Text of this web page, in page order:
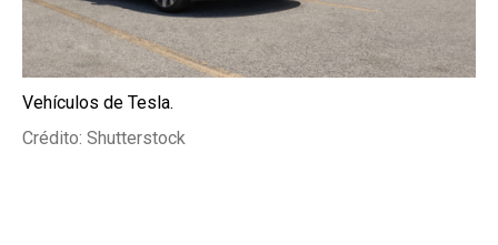
Vehículos de Tesla.
Crédito: Shutterstock